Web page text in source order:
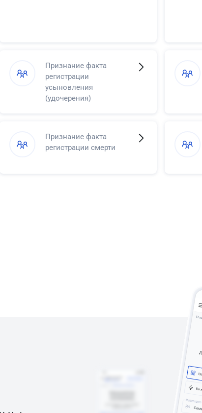
Признание факта
регистрации
усыновления
(удочерения)
Признание факта
регистрации смерти